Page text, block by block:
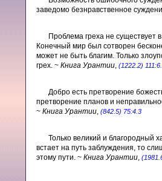
заведомо безнравственное
Проблема греха не существует
Конечный мир был сотворен
может не быть благим. Только
грех. ~ Книга Урантии, (1222.2)
Добро есть претворение
претворение планов и
~ Книга Урантии, (842.5) 75:4.3
Только великий и благородный
встает на путь заблуждения, то
этому пути. ~ Книга Урантии,